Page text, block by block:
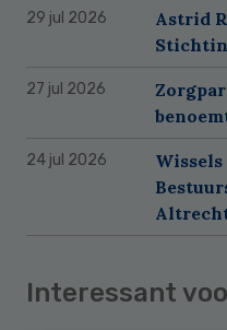
29 jul 2026
Astrid
27 jul 2026
24 jul 2026
Interessant